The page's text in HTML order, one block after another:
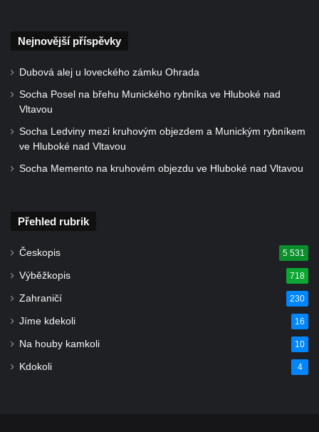
Hrob na hřbitově ve Vehlovicích
Hrob rodiny Vítkovy na hřbitově v
Hrob Václava Šorejse na hřbitově v
Liběchově
Hrob Filipa Čermáka na hřbitově v
Liběchově
Jablonném v Podještědí
Hrob Antona Pichlera na hřbitově v
Hrob občanů Liptic na hřbitově v Duchcově
Hrob Václava Schisteka na hřbitově v
Nejnovější příspěvky
Dubová alej u loveckého zámku Ohrada
Socha Posel na břehu Munického rybníka ve Hluboké nad
Vltavou
Socha Ledviny mezi kruhovým objezdem a Munickým rybníkem
ve Hluboké nad Vltavou
Socha Memento na kruhovém objezdu ve Hluboké nad Vltavou
Přehled rubrik
Českopis 5 531
Výběžkopis 718
Zahraničí 230
Jíme kdekoli 16
Na houby kamkoli 10
Kdokoli 4